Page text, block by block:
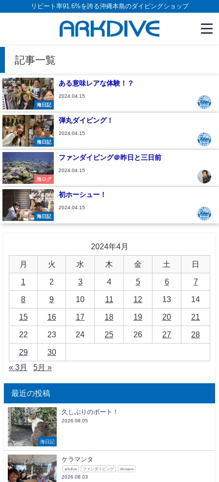
リピート率91.6%を誇る沖縄本島のダイビングショップ
記事一覧
海日記
ある意味レアな体験！？
2024.04.15
海日記
弾丸ダイビング！
2024.04.15
海ログ
ファンダイビング＠昨日と三日前
2024.04.15
海日記
初ホーシュー！
2024.04.15
2024年4月
月 火 水 木 金 土 日
1 2 3 4 5 6 7
8 9 10 11 12 13 14
15 16 17 18 19 20 21
22 23 24 25 26 27 28
29
30
« 3月
5月 »
最近の投稿
海日記
久しぶりのボート！
2026.08.05
ケラマンタ
arkdive ファンダイビング okinawa
2026.08.03